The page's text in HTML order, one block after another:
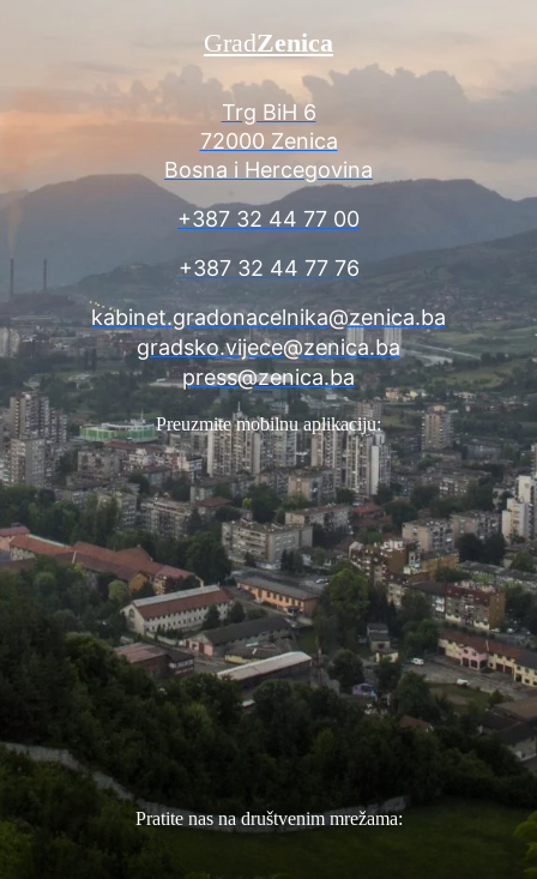
Trg BiH 6
72000 Zenica
Bosna i Hercegovina
+387 32 44 77 00
+387 32 44 77 76
kabinet.gradonacelnika@zenica.ba
gradsko.vijece@zenica.ba
press@zenica.ba
GradZenica
Preuzmite mobilnu aplikaciju:
Pratite nas na društvenim mrežama: